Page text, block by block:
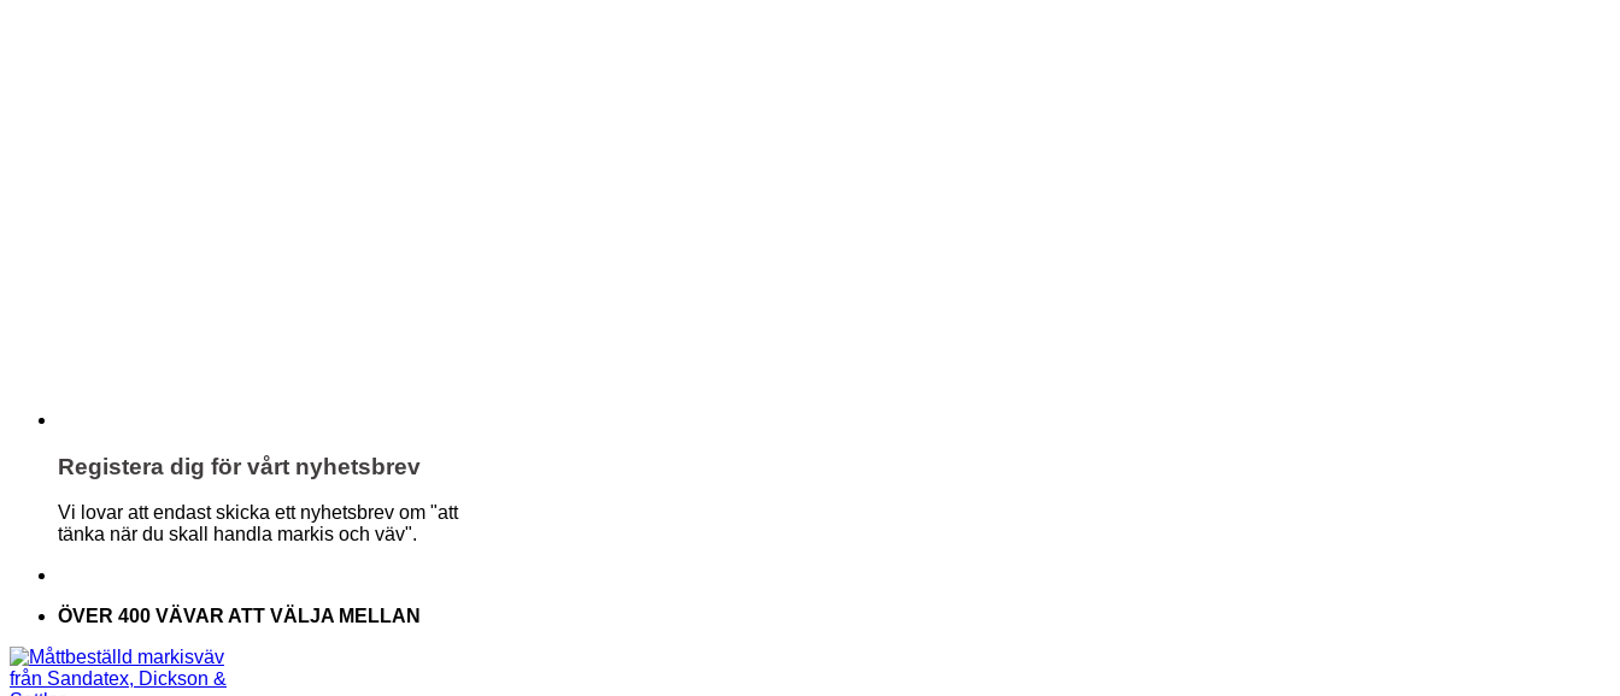
Registera dig för vårt nyhetsbrev
Vi lovar att endast skicka ett nyhetsbrev om "att
tänka när du skall handla markis och väv".
ÖVER 400 VÄVAR ATT VÄLJA MELLAN